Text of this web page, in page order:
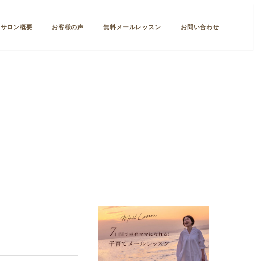
サロン概要 お客様の声 無料メールレッスン お問い合わせ